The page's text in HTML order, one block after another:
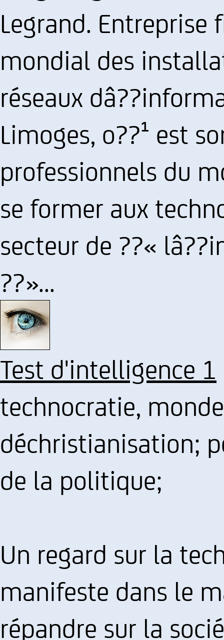
Legrand. Entreprise
mondial des
réseaux
Limoges, o??¹ est
professionnels du
se former aux
secteur de ??«
??»...
Test d'intelligence 1
technocratie,
déchristianisation;
de la politique;
Un regard sur la
manifeste dans le
répandre sur la